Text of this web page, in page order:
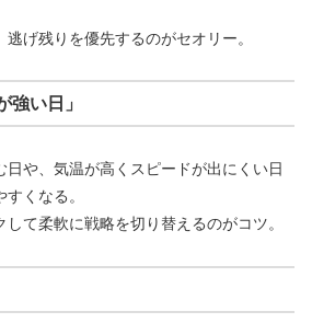
げ残りを優先するのがセオリー。
い日」
日や、気温が高くスピードが出にくい日
くなる。
て柔軟に戦略を切り替えるのがコツ。